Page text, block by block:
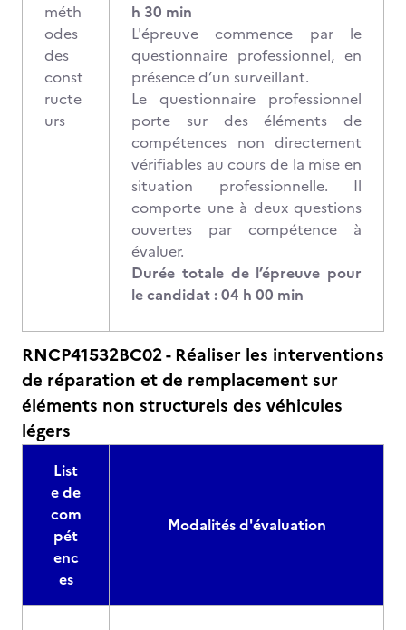
méth
odes
des
const
ructe
urs
h 30 min
L'épreuve commence par le
questionnaire professionnel, en
présence d’un surveillant.
Le questionnaire professionnel
porte sur des éléments de
compétences non directement
vérifiables au cours de la mise en
situation professionnelle. Il
comporte une à deux questions
ouvertes par compétence à
évaluer.
Durée totale de l’épreuve pour
le candidat : 04 h 00 min
RNCP41532BC02 - Réaliser les interventions
de réparation et de remplacement sur
éléments non structurels des véhicules
légers
List
e de
com
pét
enc
es
Modalités d'évaluation